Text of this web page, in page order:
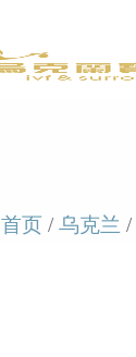
首页 / 乌克兰 /